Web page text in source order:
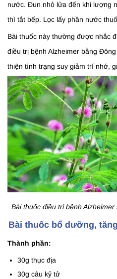
nước. Đun nhỏ lửa đến khi lượng
thì tắt bếp. Lọc lấy phần nước
Bài thuốc này thường được nhắc
điều trị bệnh Alzheimer bằng
thiện tình trạng suy giảm trí nhớ,
Bài thuốc điều trị bệnh
Bài thuốc bổ dưỡng,
Thành phần:
30g thục địa
30g câu kỷ tử